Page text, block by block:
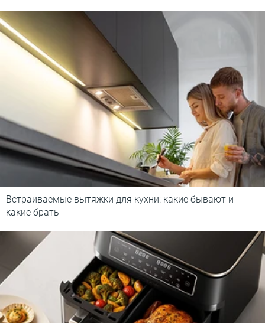
Встраиваемые вытяжки для кухни: какие бывают и
какие брать